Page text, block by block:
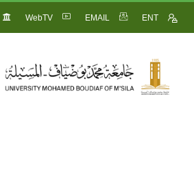
ENT
EMAIL
WebTV